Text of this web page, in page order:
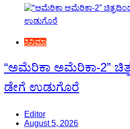
ಸಿನಿಮಾ
“ಅಮೆರಿಕಾ ಅಮೆರಿಕಾ-2”
ಡೇಗೆ ಉಡುಗೊರೆ
Editor
August 5, 2026